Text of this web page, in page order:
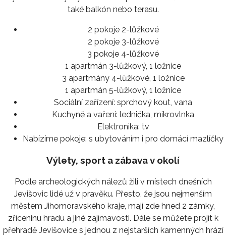
také balkón nebo terasu.
2 pokoje 2-lůžkové
2 pokoje 3-lůžkové
3 pokoje 4-lůžkové
1 apartmán 3-lůžkový, 1 ložnice
3 apartmány 4-lůžkové, 1 ložnice
1 apartmán 5-lůžkový, 1 ložnice
Sociální zařízení: sprchový kout, vana
Kuchyně a vaření: lednička, mikrovlnka
Elektronika: tv
Nabízíme pokoje: s ubytováním i pro domácí mazlíčky
Výlety, sport a zábava v okolí
Podle archeologických nálezů žili v místech dnešních
Jevišovic lidé už v pravěku. Přesto, že jsou nejmenším
městem Jihomoravského kraje, mají zde hned 2 zámky,
zříceninu hradu a jiné zajímavosti. Dále se můžete projít k
přehradě Jevišovice s jednou z nejstarších kamenných hrází